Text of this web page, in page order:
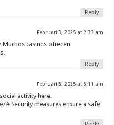
Reply
Februari 3, 2025 at 2:33 am
Muchos casinos ofrecen
Reply
Februari 3, 2025 at 3:11 am
activity here.
# Security measures ensure a safe